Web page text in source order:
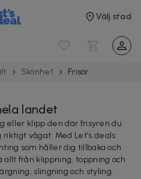
Välj stad
Skönhet Frisör
landet
eller klipp den där frisyren du
vågat. Med Let’s deals
som håller dig tillbaka och
från klippning, toppning och
slingning och styling.